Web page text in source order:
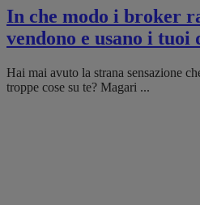
In che modo i broker
vendono e usano i tuoi
Hai mai avuto la strana sensazione
troppe cose su te? Magari ...